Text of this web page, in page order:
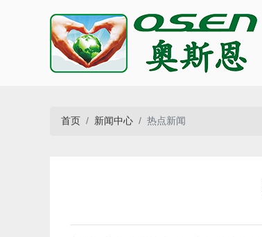
首页 新闻中心 热点新闻